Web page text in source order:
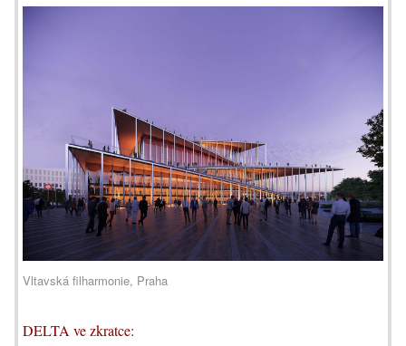
Vltavská filharmonie, Praha
DELTA ve zkratce: